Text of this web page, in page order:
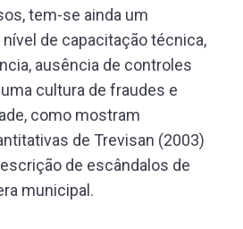
tem-se ainda um
de capacitação técnica,
ausência de controles
cultura de fraudes e
como mostram
de Trevisan (2003)
de escândalos de
municipal.